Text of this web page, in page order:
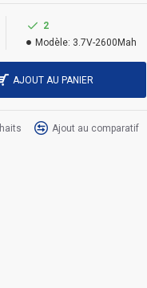
2
Modèle: 3.7V-2600Mah
AJOUT AU PANIER
Ajout au comparatif